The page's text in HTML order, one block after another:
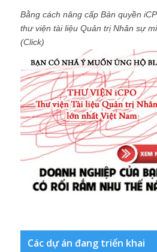
Bằng cách nâng cấp Bản quyền
thư viện tài liệu Quản trị Nhân sự
(Click)
Các dự án đang triển khai